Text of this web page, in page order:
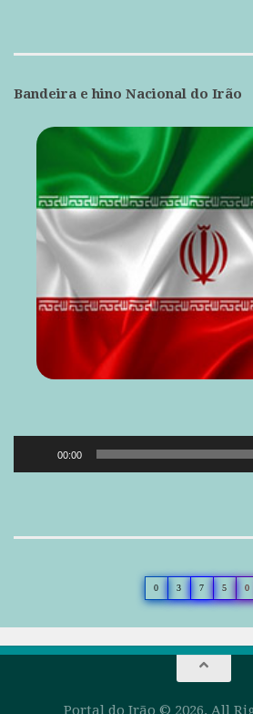
Bandeira e hino Nacional do Irão
00:00
0 3 7 5 0
Portal do Irão © 2026. All